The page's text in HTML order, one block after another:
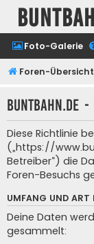
Foto-Galerie
Foren-Übersicht
buntbahn.de
Diese Richtlinie
(„https://
Betreiber“) die
Foren-Besuchs
UMFANG UND ART
Deine Daten
gesammelt: